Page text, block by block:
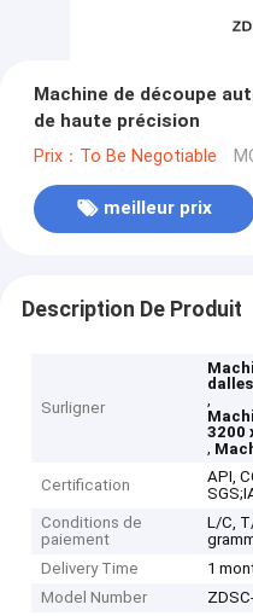
Machine de découpe
de haute précision
Prix：To Be Negotiable
meilleur prix
Description De Produit
Surligner
,
3200
,
Certification
API,
Conditions de
paiement
L/C,
Delivery Time
1
Model Number